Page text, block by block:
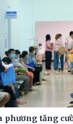
phương tăng